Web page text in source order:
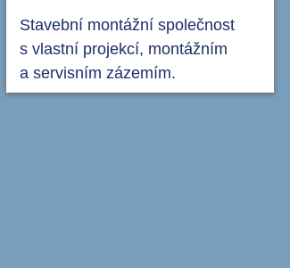
Stavební montážní společnost
s vlastní projekcí, montážním
a servisním zázemím.